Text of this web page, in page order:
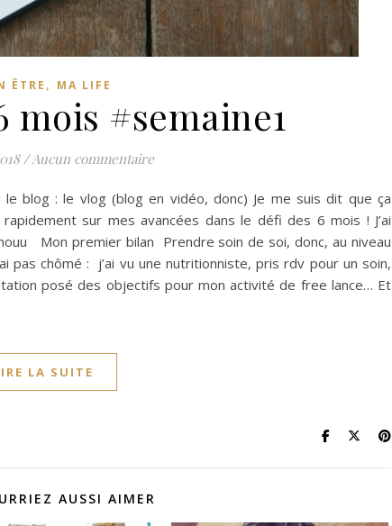
ÊTRE , MA LIFE
mois #semaine1
/Aucun commentaire
blog : le vlog (blog en vidéo, donc) Je me suis dit que ça
sur mes avancées dans le défi des 6 mois ! J’ai
Mon premier bilan Prendre soin de soi, donc, au niveau
pas chômé : j’ai vu une nutritionniste, pris rdv pour un soin,
posé des objectifs pour mon activité de free lance… Et
LA SUITE
AUSSI AIMER